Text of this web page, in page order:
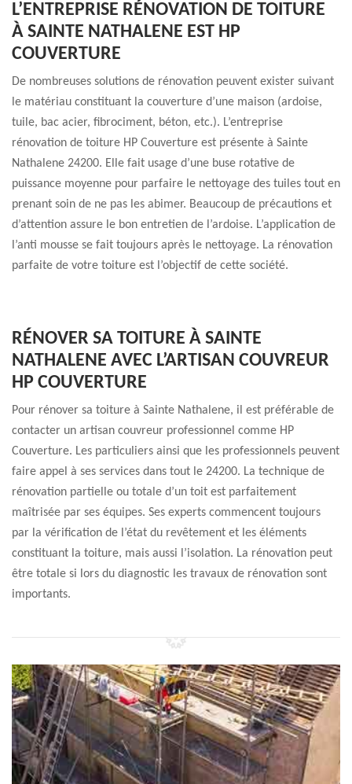
L’ENTREPRISE RÉNOVATION DE TOITURE
À SAINTE NATHALENE EST HP
COUVERTURE
De nombreuses solutions de rénovation peuvent exister suivant
le matériau constituant la couverture d’une maison (ardoise,
tuile, bac acier, fibrociment, béton, etc.). L’entreprise
rénovation de toiture HP Couverture est présente à Sainte
Nathalene 24200. Elle fait usage d’une buse rotative de
puissance moyenne pour parfaire le nettoyage des tuiles tout en
prenant soin de ne pas les abimer. Beaucoup de précautions et
d’attention assure le bon entretien de l’ardoise. L’application de
l’anti mousse se fait toujours après le nettoyage. La rénovation
parfaite de votre toiture est l’objectif de cette société.
RÉNOVER SA TOITURE À SAINTE
NATHALENE AVEC L’ARTISAN COUVREUR
HP COUVERTURE
Pour rénover sa toiture à Sainte Nathalene, il est préférable de
contacter un artisan couvreur professionnel comme HP
Couverture. Les particuliers ainsi que les professionnels peuvent
faire appel à ses services dans tout le 24200. La technique de
rénovation partielle ou totale d’un toit est parfaitement
maîtrisée par ses équipes. Ses experts commencent toujours
par la vérification de l’état du revêtement et les éléments
constituant la toiture, mais aussi l’isolation. La rénovation peut
être totale si lors du diagnostic les travaux de rénovation sont
importants.